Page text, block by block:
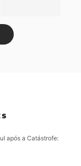
após a Catástrofe: